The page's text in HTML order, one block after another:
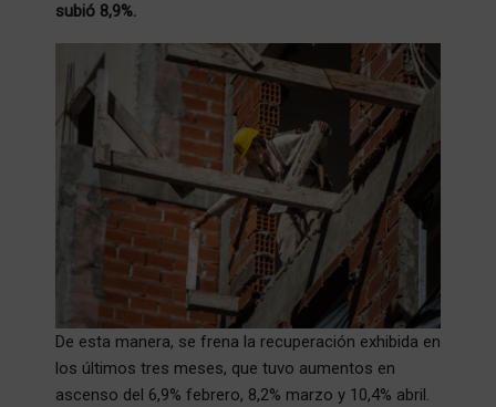
subió 8,9%.
De esta manera, se frena la recuperación exhibida en
los últimos tres meses, que tuvo aumentos en
ascenso del 6,9% febrero, 8,2% marzo y 10,4% abril.